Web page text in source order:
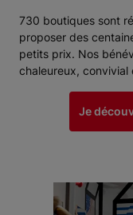
730 boutiques sont
proposer des
petits prix. Nos
chaleureux, convivial
Je